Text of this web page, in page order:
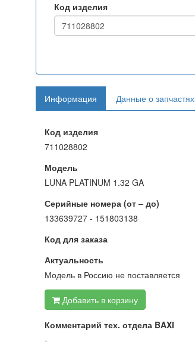
Код изделия
Информация Данные о запчастях
Код изделия
711028802
Модель
LUNA PLATINUM 1.32 GA
Серийные номера (от – до)
133639727 - 151803138
Код для заказа
Актуальность
Модель в Россию не поставляется
Добавить в корзину
Комментарий тех. отдела BAXI
-